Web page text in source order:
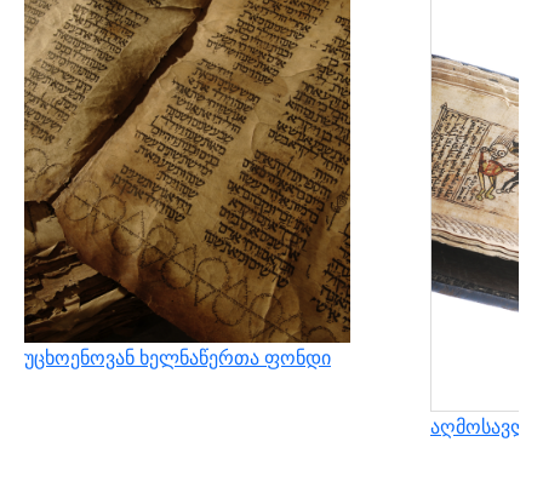
უცხოენოვან ხელნაწერთა ფონდი